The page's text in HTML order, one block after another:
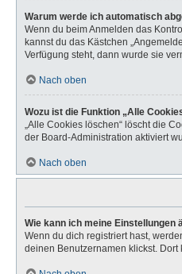
Warum werde ich automatisch
Wenn du beim Anmelden das
kannst du das Kästchen
Verfügung steht, dann wurde sie
Nach oben
Wozu ist die Funktion „Alle
„Alle Cookies löschen“ löscht die
der Board-Administration aktiviert
Nach oben
Wie kann ich meine Einstellungen
Wenn du dich registriert hast,
deinen Benutzernamen klickst.